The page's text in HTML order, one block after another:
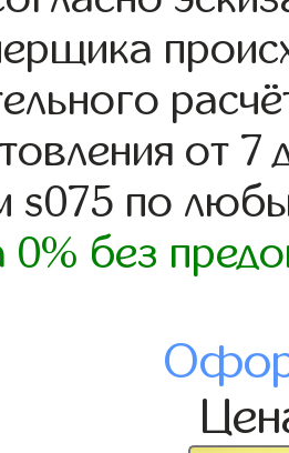
от 7
s075 по
0% без